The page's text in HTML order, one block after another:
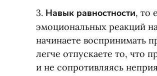
3. Навык равностности, то
эмоциональных реакций
начинаете воспринимать
легче отпускаете то, что
и не сопротивляясь